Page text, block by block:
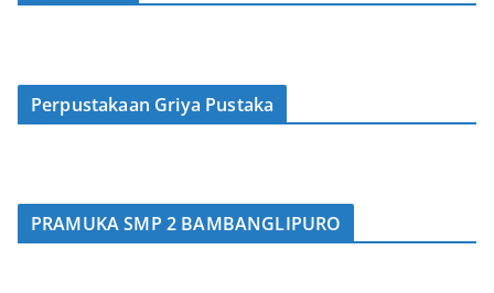
Perpustakaan Griya Pustaka
PRAMUKA SMP 2 BAMBANGLIPURO